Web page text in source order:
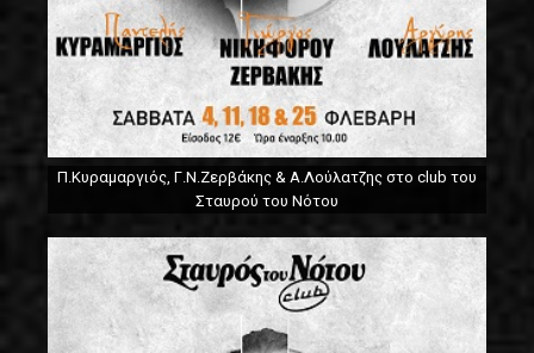
Π.Κυραμαργιός, Γ.Ν.Ζερβάκης & Α.Λούλατζης στο club του
Σταυρού του Νότου